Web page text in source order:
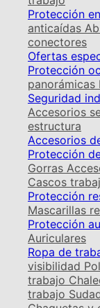
Protección
anticaídas
conectores
Ofertas
Protección
panorámicas
Seguridad
Accesorios
estructura
Accesorios
Protección
Gorras
Cascos
Protección
Mascarillas
Protección
Auriculares
Ropa de
visibilidad
trabajo
trabajo